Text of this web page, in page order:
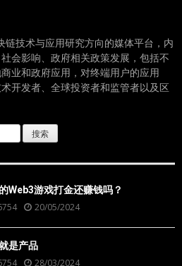
技术与应用研究方向的媒体平台，内
会影响、政府相关政策发展，包括不
业和政府应用，对终端用户的应用
开发者、全球投资者和监管者以及区
Web3游戏打金还赚钱吗？
20/05/2024
是产品
28/03/2024